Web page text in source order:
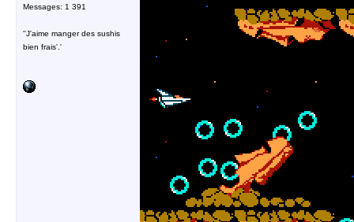
Messages: 1 391
''J'aime manger des sushis
bien frais'.'